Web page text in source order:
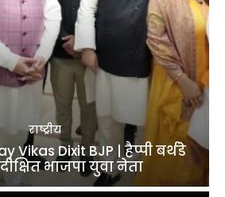
राष्ट्रीय
Vikas Dixit BJP | हैप्पी बर्थडे
भाजपा युवा नेता